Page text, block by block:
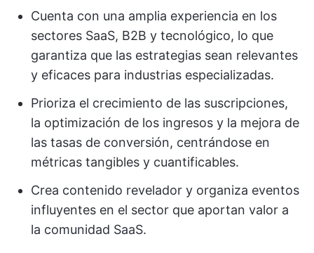
Cuenta con una amplia experiencia en los
sectores SaaS, B2B y tecnológico, lo que
garantiza que las estrategias sean relevantes
y eficaces para industrias especializadas.
Prioriza el crecimiento de las suscripciones,
la optimización de los ingresos y la mejora de
las tasas de conversión, centrándose en
métricas tangibles y cuantificables.
Crea contenido revelador y organiza eventos
influyentes en el sector que aportan valor a
la comunidad SaaS.